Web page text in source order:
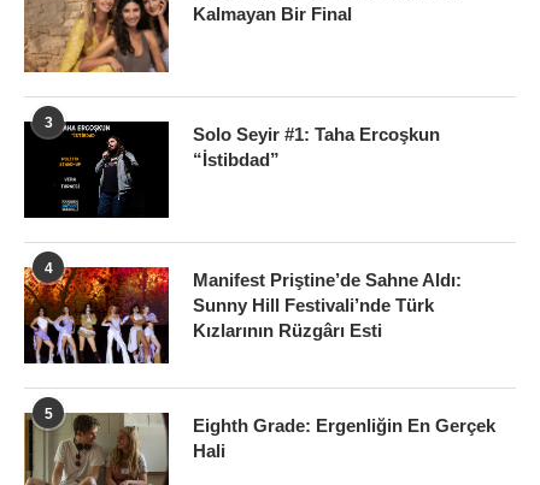
Kalmayan Bir Final
3
Solo Seyir #1: Taha Ercoşkun
“İstibdad”
4
Manifest Priştine’de Sahne Aldı:
Sunny Hill Festivali’nde Türk
Kızlarının Rüzgârı Esti
5
Eighth Grade: Ergenliğin En Gerçek
Hali